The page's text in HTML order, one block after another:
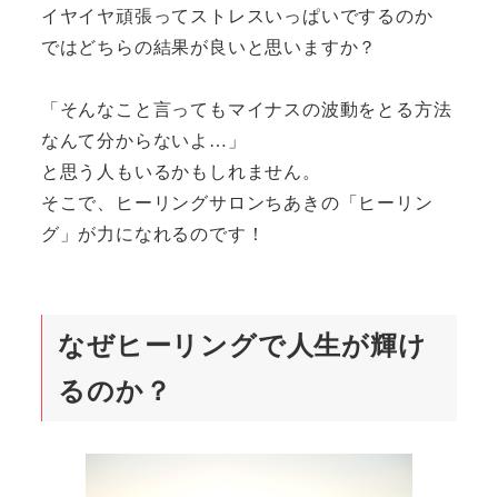
イヤイヤ頑張ってストレスいっぱいでするのか
ではどちらの結果が良いと思いますか？
「そんなこと言ってもマイナスの波動をとる方法
なんて分からないよ…」
と思う人もいるかもしれません。
そこで、ヒーリングサロンちあきの「ヒーリン
グ」が力になれるのです！
なぜヒーリングで人生が輝け
るのか？